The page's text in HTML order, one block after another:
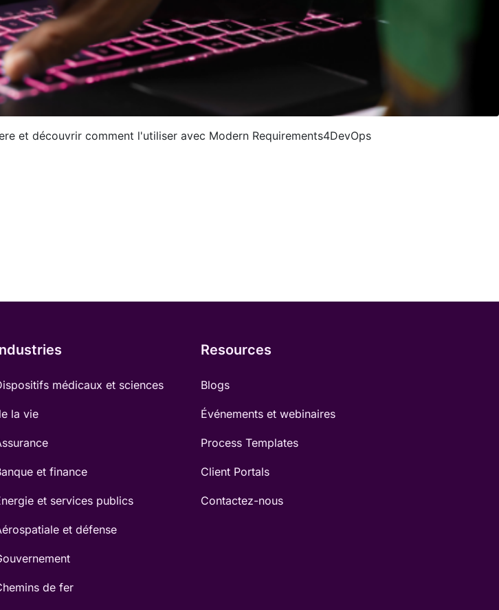
et découvrir comment l'utiliser avec Modern Requirements4DevOps
médicaux et sciences
la vie
et finance
et services publics
et défense
de fer
Resources
Blogs
Événements et webinaires
Process Templates
Client Portals
Contactez-nous